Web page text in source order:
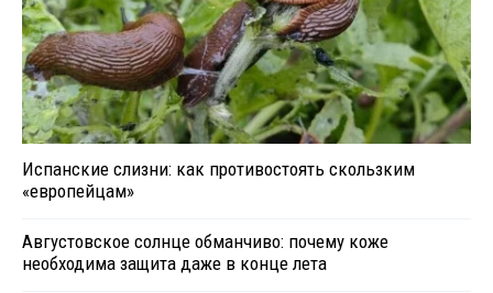
Испанские слизни: как противостоять скользким
«европейцам»
Августовское солнце обманчиво: почему коже
необходима защита даже в конце лета